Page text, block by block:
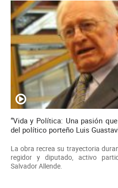
“Vida y Política: Una pasión
del político porteño Luis
La obra recrea su trayectoria
regidor y diputado, activo
Salvador Allende.